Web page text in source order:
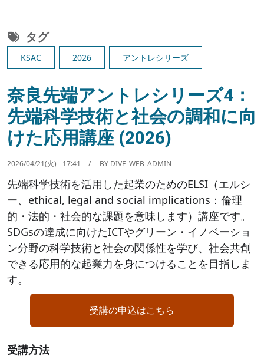
タグ
KSAC 2026 アントレシリーズ
奈良先端アントレシリーズ4：
先端科学技術と社会の調和に向
けた応用講座 (2026)
2026/04/21(火) - 17:41 BY DIVE_WEB_ADMIN
先端科学技術を活用した起業のためのELSI（エルシ
ー、ethical, legal and social implications：倫理
的・法的・社会的な課題を意味します）講座です。
SDGsの達成に向けたICTやグリーン・イノベーショ
ン分野の科学技術と社会の関係性を学び、社会共創
できる応用的な起業力を身につけることを目指しま
す。
受講の申込はこちら
受講方法